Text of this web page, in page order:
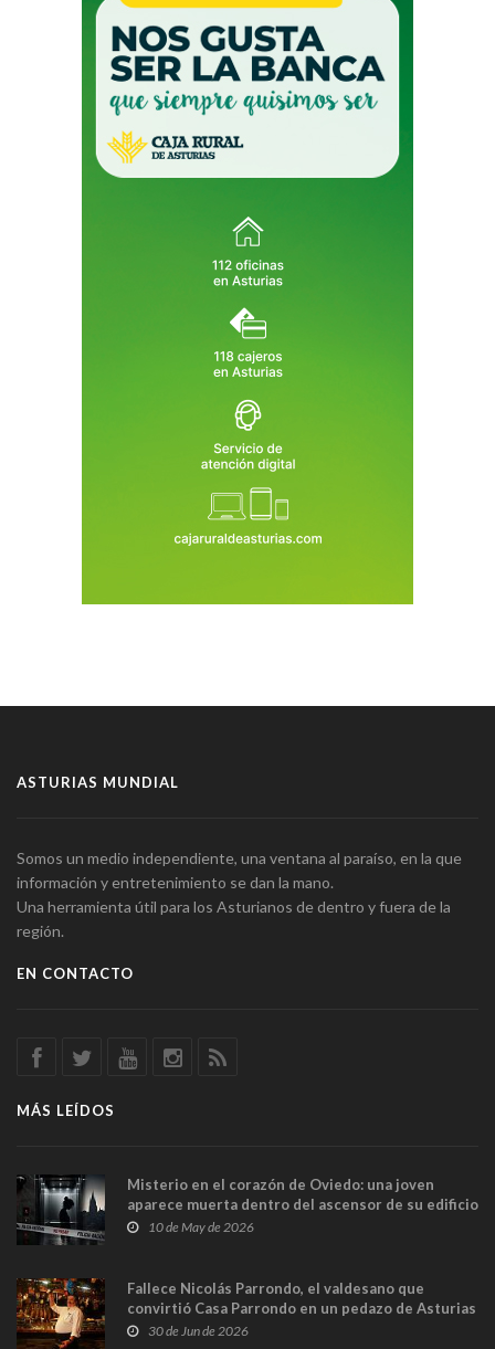
ASTURIAS MUNDIAL
Somos un medio independiente, una ventana al paraíso, en la que
información y entretenimiento se dan la mano.
Una herramienta útil para los Asturianos de dentro y fuera de la
región.
EN CONTACTO
MÁS LEÍDOS
Misterio en el corazón de Oviedo: una joven
aparece muerta dentro del ascensor de su edificio
y las cámaras captan sus últimos minutos
10 de May de 2026
Fallece Nicolás Parrondo, el valdesano que
convirtió Casa Parrondo en un pedazo de Asturias
en Madrid
30 de Jun de 2026